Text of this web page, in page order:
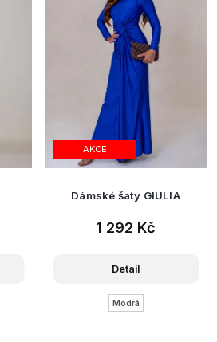
AKCE
Dámské šaty GIULIA
1 292 Kč
Detail
Modrá